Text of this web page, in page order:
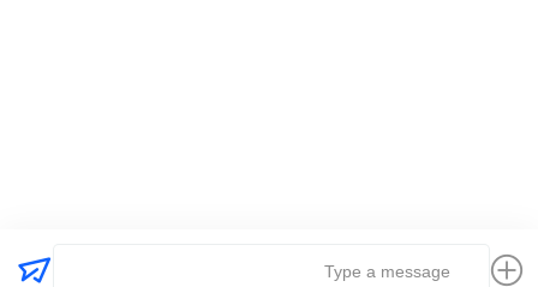
© 2026 Hunan Hentg Power Electric Technology Co., Ltd.. All Rights